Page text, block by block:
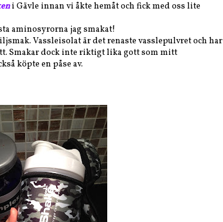
i Gävle innan vi åkte hemåt och fick med oss lite
aminosyrorna jag smakat!
Vassleisolat är det renaste vasslepulvret och har
Smakar dock inte riktigt lika gott som mitt
köpte en påse av.